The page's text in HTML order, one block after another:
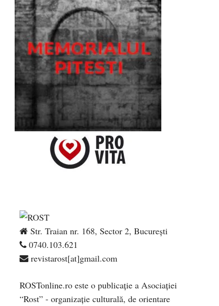
Str. Traian nr. 168, Sector 2, București
0740.103.621
revistarost[at]gmail.com
ROSTonline.ro este o publicaţie a Asociaţiei
“Rost” - organizaţie culturală, de orientare